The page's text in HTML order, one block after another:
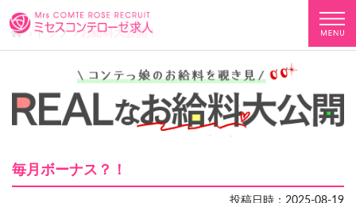
トップ お給料大公開！
毎月ボーナス？！